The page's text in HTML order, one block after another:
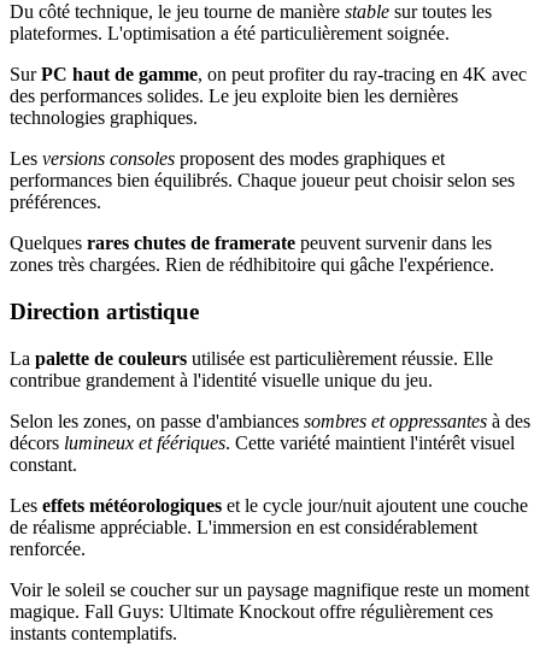
Du côté technique, le jeu tourne de manière stable sur toutes les
plateformes. L'optimisation a été particulièrement soignée.
SurPC haut de gamme, on peut profiter du ray-tracing en 4K avec
des performances solides. Le jeu exploite bien les dernières
technologies graphiques.
Les versions consoles proposent des modes graphiques et
performances bien équilibrés. Chaque joueur peut choisir selon ses
préférences.
Quelques rares chutes de framerate peuvent survenir dans les
zones très chargées. Rien de rédhibitoire qui gâche l'expérience.
Direction artistique
La palette de couleurs utilisée est particulièrement réussie. Elle
contribue grandement à l'identité visuelle unique du jeu.
Selon les zones, on passe d'ambiances sombres et oppressantes à des
décors lumineux et féériques. Cette variété maintient l'intérêt visuel
constant.
Les effets météorologiques et le cycle jour/nuit ajoutent une couche
de réalisme appréciable. L'immersion en est considérablement
renforcée.
Voir le soleil se coucher sur un paysage magnifique reste un moment
magique. Fall Guys: Ultimate Knockout offre régulièrement ces
instants contemplatifs.